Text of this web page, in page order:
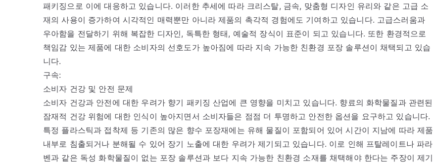
패키징으로 이에 대응하고 있습니다. 이러한 추세에 따라 크리스탈, 금속, 맞춤형 디자인 유리와 같은 고급 소
재의 사용이 증가하여 시각적인 매력뿐만 아니라 제품의 촉각적 경험에도 기여하고 있습니다. 고급스러움과
우아함을 전달하기 위해 복잡한 디자인, 독특한 형태, 예술적 장식이 표준이 되고 있습니다. 또한 환경적으로
책임감 있는 제품에 대한 소비자의 선호도가 높아짐에 따라 지속 가능한 친환경 포장 솔루션이 채택되고 있습
니다.
구속:
소비자 건강 및 안전 문제
소비자 건강과 안전에 대한 우려가 향기 패키징 산업에 큰 영향을 미치고 있습니다. 향료의 화학물질과 관련된
잠재적 건강 위험에 대한 인식이 높아지면서 소비자들은 점점 더 투명하고 안전한 옵션을 요구하고 있습니다.
특정 플라스틱과 접착제 등 기존의 많은 향수 포장재에는 유해 물질이 포함되어 있어 시간이 지남에 따라 제품
내부로 침출되거나 분해될 수 있어 장기 노출에 대한 우려가 제기되고 있습니다. 이로 인해 프탈레이트나 파라
벤과 같은 독성 화학물질이 없는 포장 솔루션과 보다 지속 가능한 친환경 소재를 채택해야 한다는 주장이 제기